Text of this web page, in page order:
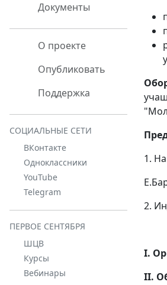
Документы
О проекте
Опубликовать
Поддержка
СОЦИАЛЬНЫЕ СЕТИ
ВКонтакте
Одноклассники
YouTube
Telegram
ПЕРВОЕ СЕНТЯБРЯ
ШЦВ
Курсы
Вебинары
1.
2.
I.
II.